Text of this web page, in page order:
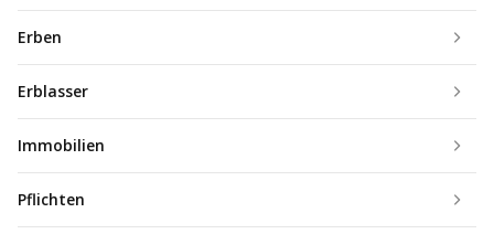
Erben
Erblasser
Immobilien
Pflichten